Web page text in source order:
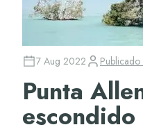
7 Aug 2022
Punta
escondido